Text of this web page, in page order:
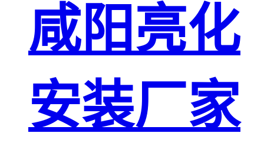
咸阳亮化
安装厂家